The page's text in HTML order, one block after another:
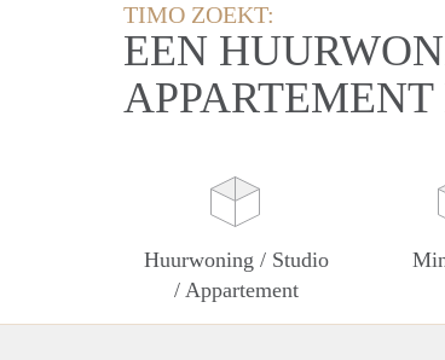
TIMO ZOEKT:
EEN
Huurwoning / Studio
/ Appartement